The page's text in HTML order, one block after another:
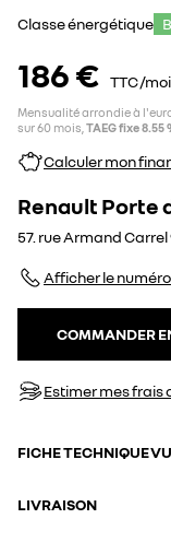
Classe énergétique B
186 € TTC /
Mensualité arrondie à
sur 60 mois, TAEG fixe 8.55
Calculer mon
Renault Porte
57. rue Armand Carrel
Afficher le numéro
COMMANDER
Estimer mes frais
FICHE TECHNIQUE
LIVRAISON